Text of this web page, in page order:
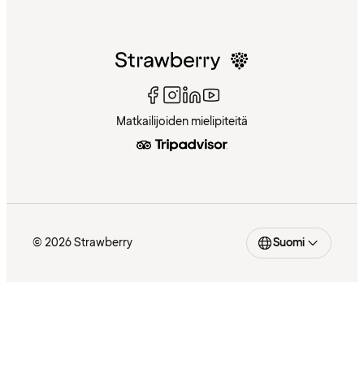
Matkailijoiden mielipiteitä
© 2026 Strawberry Suomi